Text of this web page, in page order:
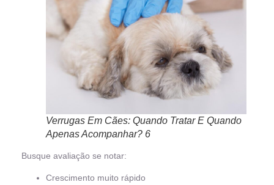
Verrugas Em Cães: Quando Tratar E Quando
Apenas Acompanhar? 6
Busque avaliação se notar:
Crescimento muito rápido